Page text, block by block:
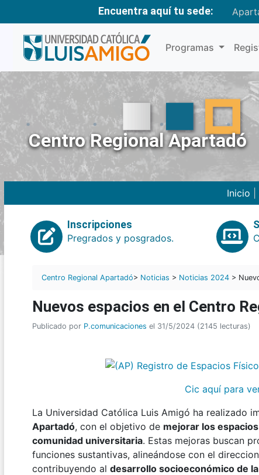
Encuentra aquí tu sede:
Programas
Centro Regional Apartadó
Inicio
Inscripciones
Pregrados y posgrados.
Centro Regional Apartadó> Noticias > Noticias 2024 >
Nuevos espacios en el Centro
Publicado por P.comunicaciones el 31/5/2024 (2145 lecturas)
Cic aquí para
La Universidad Católica Luis Amigó ha realizado
Apartadó, con el objetivo de mejorar los
comunidad universitaria. Estas mejoras buscan
funciones sustantivas, alineándose con el
contribuyendo al desarrollo socioeconómico de